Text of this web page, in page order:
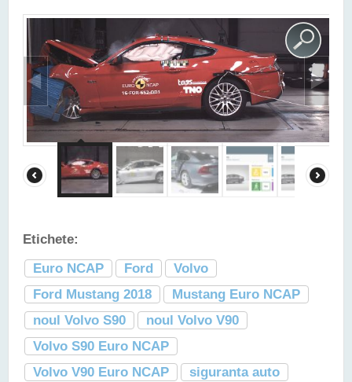
Etichete:
Euro NCAP
Ford
Volvo
Ford Mustang 2018
Mustang Euro NCAP
noul Volvo S90
noul Volvo V90
Volvo S90 Euro NCAP
Volvo V90 Euro NCAP
siguranta auto